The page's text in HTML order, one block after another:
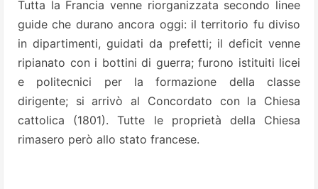
Tutta la Francia venne riorganizzata secondo linee
guide che durano ancora oggi: il territorio fu diviso
in dipartimenti, guidati da prefetti; il deficit venne
ripianato con i bottini di guerra; furono istituiti licei
e politecnici per la formazione della classe
dirigente; si arrivò al Concordato con la Chiesa
cattolica (1801). Tutte le proprietà della Chiesa
rimasero però allo stato francese.